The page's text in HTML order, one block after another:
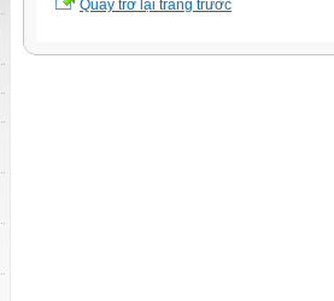
Quay trở lại trang trước